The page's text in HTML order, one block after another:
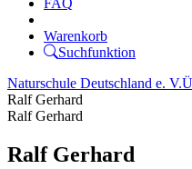
FAQ
Warenkorb
Suchfunktion
Naturschule Deutschland e. V.
Ralf Gerhard
Ralf Gerhard
Ralf Gerhard